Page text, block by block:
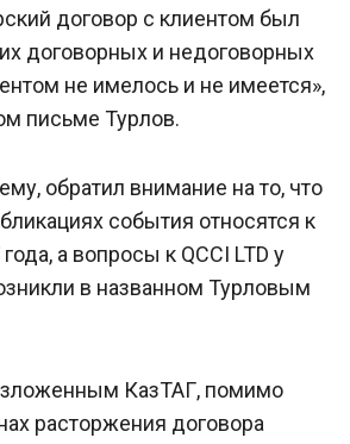
договор с клиентом был
договорных и недоговорных
не имелось и не имеется»,
письме Турлов.
обратил внимание на то, что
события относятся к
а вопросы к QCCI LTD у
в названном Турловым
КазТАГ, помимо
расторжения договора